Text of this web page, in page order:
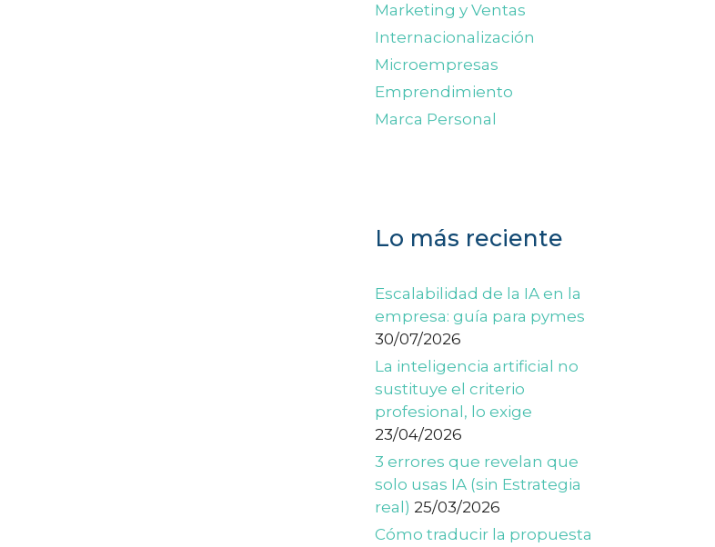
Marketing y Ventas
Internacionalización
Microempresas
Emprendimiento
Marca Personal
Lo más reciente
Escalabilidad de la IA en la
empresa: guía para pymes
30/07/2026
La inteligencia artificial no
sustituye el criterio
profesional, lo exige
23/04/2026
3 errores que revelan que
solo usas IA (sin Estrategia
real) 25/03/2026
Cómo traducir la propuesta